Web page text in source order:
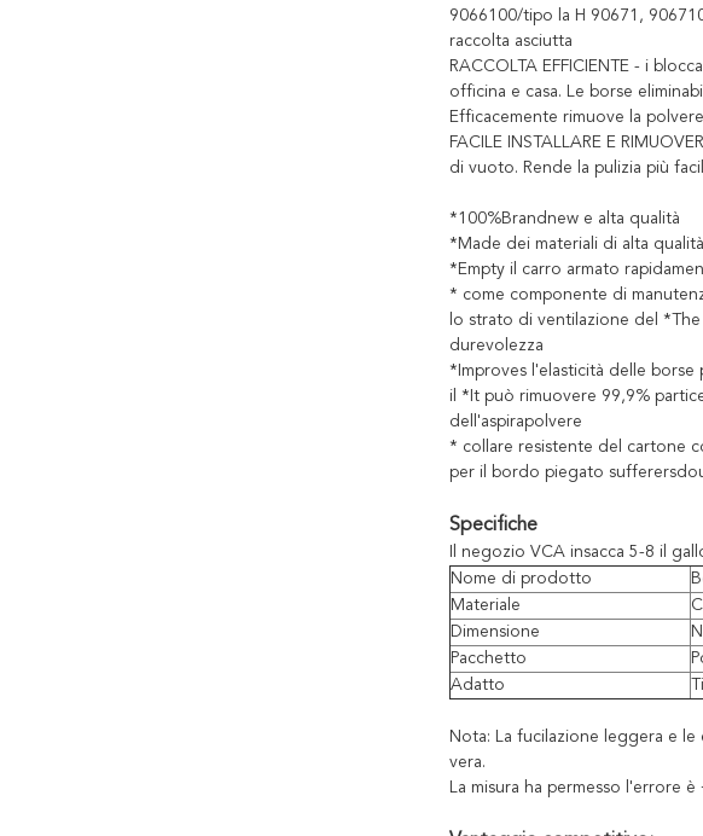
9066100/tipo la H 90671,
raccolta asciutta
RACCOLTA EFFICIENTE - i
officina e casa. Le borse
Efficacemente rimuove la
FACILE INSTALLARE E
di vuoto. Rende la pulizia più
*100%Brandnew e alta qualità
*Made dei materiali di alta
*Empty il carro armato
* come componente di
lo strato di ventilazione del
durevolezza
*Improves l'elasticità delle
il *It può rimuovere 99,9%
dell'aspirapolvere
* collare resistente del cartone
per il bordo piegato
Specifiche
Il negozio VCA insacca 5-8 il
Nome di prodotto
Materiale
Dimensione
Pacchetto
Adatto
Nota: La fucilazione leggera e
vera.
La misura ha permesso l'errore è